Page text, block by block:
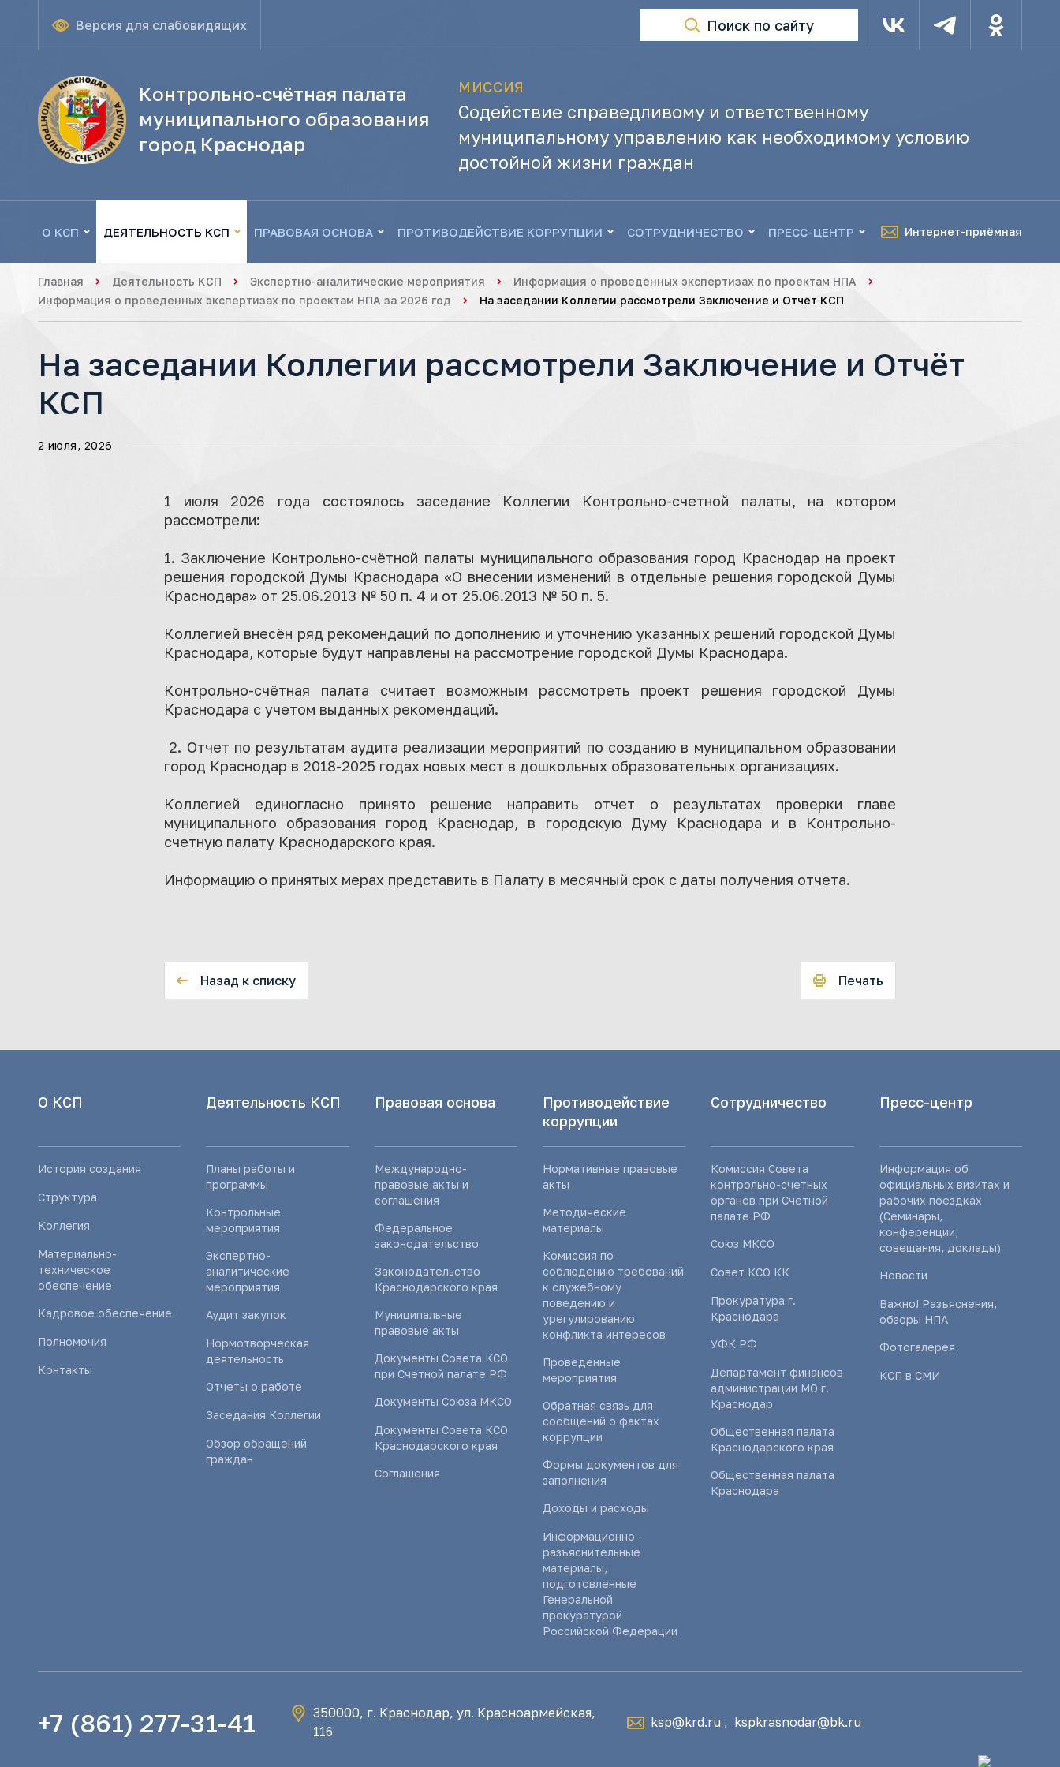
Версия для слабовидящих Поиск по сайту
Контрольно-счётная палата
муниципального образования
город Краснодар
МИССИЯ
Содействие справедливому и ответственному
муниципальному управлению как необходимому условию
достойной жизни граждан
О КСП ДЕЯТЕЛЬНОСТЬ КСП ПРАВОВАЯ ОСНОВА ПРОТИВОДЕЙСТВИЕ КОРРУПЦИИ СОТРУДНИЧЕСТВО ПРЕСС-ЦЕНТР Интернет-приёмная
Главная Деятельность КСП Экспертно-аналитические мероприятия
Информация о проведённых экспертизах по проектам НПА
Информация о проведенных экспертизах по проектам НПА за 2026 год
На заседании Коллегии рассмотрели Заключение и Отчёт КСП
На заседании Коллегии рассмотрели Заключение и Отчёт
КСП
2 июля, 2026
1 июля 2026 года состоялось заседание Коллегии Контрольно-счетной палаты, на котором
рассмотрели:
1. Заключение Контрольно-счётной палаты муниципального образования город Краснодар на проект
решения городской Думы Краснодара «О внесении изменений в отдельные решения городской Думы
Краснодара» от 25.06.2013 № 50 п. 4 и от 25.06.2013 № 50 п. 5.
Коллегией внесён ряд рекомендаций по дополнению и уточнению указанных решений городской Думы
Краснодара, которые будут направлены на рассмотрение городской Думы Краснодара.
Контрольно-счётная палата считает возможным рассмотреть проект решения городской Думы
Краснодара с учетом выданных рекомендаций.
2. Отчет по результатам аудита реализации мероприятий по созданию в муниципальном образовании
город Краснодар в 2018-2025 годах новых мест в дошкольных образовательных организациях.
Коллегией единогласно принято решение направить отчет о результатах проверки главе
муниципального образования город Краснодар, в городскую Думу Краснодара и в Контрольно-
счетную палату Краснодарского края.
Информацию о принятых мерах представить в Палату в месячный срок с даты получения отчета.
Назад к списку Печать
О КСП
История создания
Структура
Коллегия
Материально-
техническое
обеспечение
Кадровое обеспечение
Полномочия
Контакты
Деятельность КСП
Планы работы и
программы
Контрольные
мероприятия
Экспертно-
аналитические
мероприятия
Аудит закупок
Нормотворческая
деятельность
Отчеты о работе
Заседания Коллегии
Обзор обращений
граждан
Правовая основа
Международно-
правовые акты и
соглашения
Федеральное
законодательство
Законодательство
Краснодарского края
Муниципальные
правовые акты
Документы Совета КСО
при Счетной палате РФ
Документы Союза МКСО
Документы Совета КСО
Краснодарского края
Соглашения
Противодействие
коррупции
Нормативные правовые
акты
Методические
материалы
Комиссия по
соблюдению требований
к служебному
поведению и
урегулированию
конфликта интересов
Проведенные
мероприятия
Обратная связь для
сообщений о фактах
коррупции
Формы документов для
заполнения
Доходы и расходы
Информационно -
разъяснительные
материалы,
подготовленные
Генеральной
прокуратурой
Российской Федерации
Сотрудничество
Комиссия Совета
контрольно-счетных
органов при Счетной
палате РФ
Союз МКСО
Совет КСО КК
Прокуратура г.
Краснодара
УФК РФ
Департамент финансов
администрации МО г.
Краснодар
Общественная палата
Краснодарского края
Общественная палата
Краснодара
Пресс-центр
Информация об
официальных визитах и
рабочих поездках
(Семинары,
конференции,
совещания, доклады)
Новости
Важно! Разъяснения,
обзоры НПА
Фотогалерея
КСП в СМИ
+7 (861) 277-31-41
350000, г. Краснодар, ул. Красноармейская,
116
ksp@krd.ru , kspkrasnodar@bk.ru